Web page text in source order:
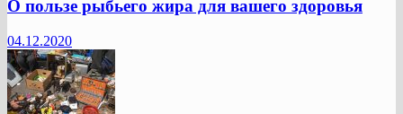
О пользе рыбьего жира для вашего здоровья
04.12.2020